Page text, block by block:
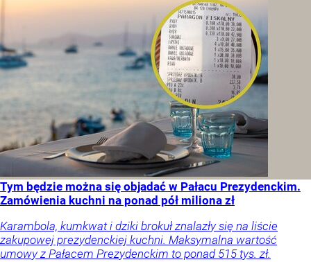
Tym będzie można się objadać w Pałacu Prezydenckim.
Zamówienia kuchni na ponad pół miliona zł
Karambola, kumkwat i dziki brokuł znalazły się na liście
zakupowej prezydenckiej kuchni. Maksymalna wartość
umowy z Pałacem Prezydenckim to ponad 515 tys. zł.